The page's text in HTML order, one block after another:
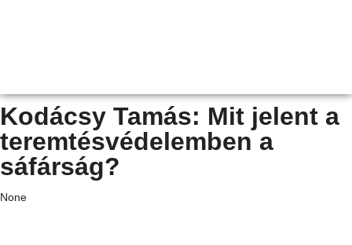
Kodácsy Tamás: Mit jelent a
teremtésvédelemben a
sáfárság?
None